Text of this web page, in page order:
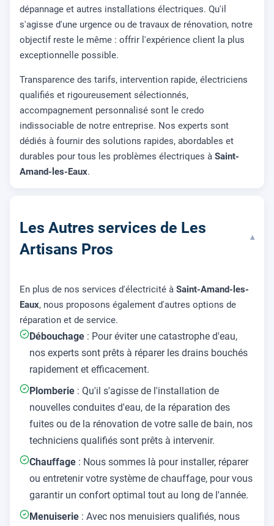
dépannage et autres installations électriques. Qu'il
s'agisse d'une urgence ou de travaux de rénovation, notre
objectif reste le même : offrir l'expérience client la plus
exceptionnelle possible.
Transparence des tarifs, intervention rapide, électriciens
qualifiés et rigoureusement sélectionnés,
accompagnement personnalisé sont le credo
indissociable de notre entreprise. Nos experts sont
dédiés à fournir des solutions rapides, abordables et
durables pour tous les problèmes électriques à Saint-
Amand-les-Eaux.
Les Autres services de Les
Artisans Pros
▾
En plus de nos services d'électricité à Saint-Amand-les-
Eaux, nous proposons également d'autres options de
réparation et de service.
Débouchage : Pour éviter une catastrophe d'eau,
nos experts sont prêts à réparer les drains bouchés
rapidement et efficacement.
Plomberie : Qu'il s'agisse de l'installation de
nouvelles conduites d'eau, de la réparation des
fuites ou de la rénovation de votre salle de bain, nos
techniciens qualifiés sont prêts à intervenir.
Chauffage : Nous sommes là pour installer, réparer
ou entretenir votre système de chauffage, pour vous
garantir un confort optimal tout au long de l'année.
Menuiserie : Avec nos menuisiers qualifiés, nous